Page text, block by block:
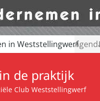
in Weststellingwerf
de praktijk
Club Weststellingwerf